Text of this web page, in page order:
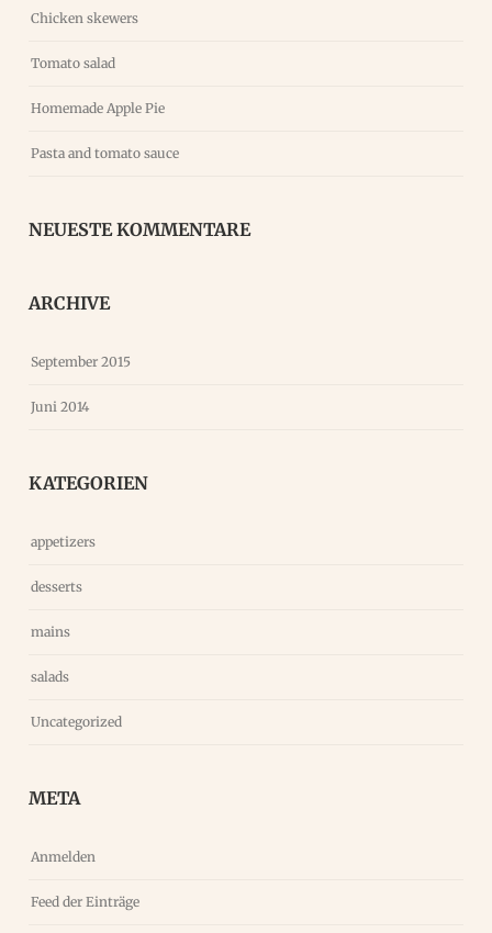
Chicken skewers
Tomato salad
Homemade Apple Pie
Pasta and tomato sauce
NEUESTE KOMMENTARE
ARCHIVE
September 2015
Juni 2014
KATEGORIEN
appetizers
desserts
mains
salads
Uncategorized
META
Anmelden
Feed der Einträge